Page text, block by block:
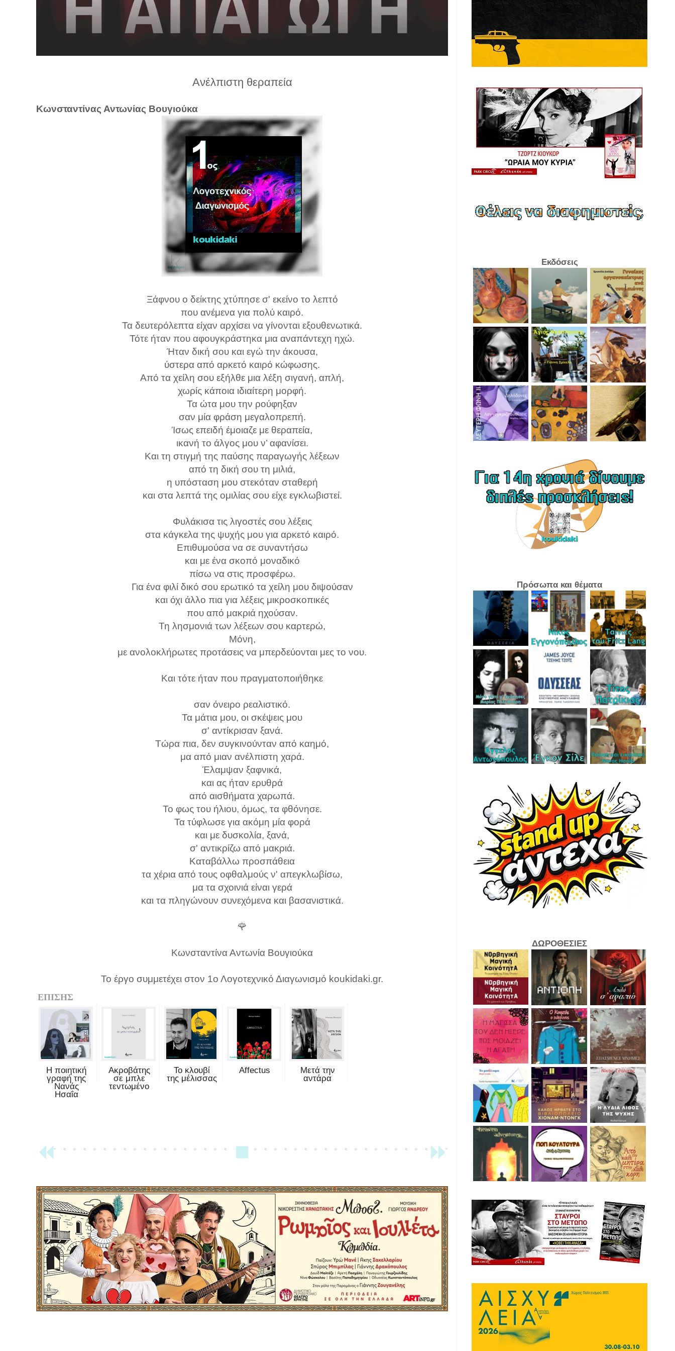
Ανέλπιστη θεραπεία
Κωνσταντίνας Αντωνίας Βουγιούκα
Ξάφνου ο δείκτης χτύπησε σ' εκείνο το λεπτό
που ανέμενα για πολύ καιρό.
Τα δευτερόλεπτα είχαν αρχίσει να γίνονται εξουθενωτικά.
Τότε ήταν που αφουγκράστηκα μια αναπάντεχη ηχώ.
Ήταν δική σου και εγώ την άκουσα,
ύστερα από αρκετό καιρό κώφωσης.
Από τα χείλη σου εξήλθε μια λέξη σιγανή, απλή,
χωρίς κάποια ιδιαίτερη μορφή.
Τα ώτα μου την ρούφηξαν
σαν μία φράση μεγαλοπρεπή.
Ίσως επειδή έμοιαζε με θεραπεία,
ικανή το άλγος μου ν’ αφανίσει.
Και τη στιγμή της παύσης παραγωγής λέξεων
από τη δική σου τη μιλιά,
η υπόσταση μου στεκόταν σταθερή
και στα λεπτά της ομιλίας σου είχε εγκλωβιστεί.
Φυλάκισα τις λιγοστές σου λέξεις
στα κάγκελα της ψυχής μου για αρκετό καιρό.
Επιθυμούσα να σε συναντήσω
και με ένα σκοπό μοναδικό
πίσω να στις προσφέρω.
Για ένα φιλί δικό σου ερωτικό τα χείλη μου διψούσαν
και όχι άλλο πια για λέξεις μικροσκοπικές
που από μακριά ηχούσαν.
Τη λησμονιά των λέξεων σου καρτερώ,
Μόνη,
με ανολοκλήρωτες προτάσεις να μπερδεύονται μες το νου.
Και τότε ήταν που πραγματοποιήθηκε
σαν όνειρο ρεαλιστικό.
Τα μάτια μου, οι σκέψεις μου
σ' αντίκρισαν ξανά.
Τώρα πια, δεν συγκινούνταν από καημό,
μα από μιαν ανέλπιστη χαρά.
Έλαμψαν ξαφνικά,
και ας ήταν ερυθρά
από αισθήματα χαρωπά.
Το φως του ήλιου, όμως, τα φθόνησε.
Τα τύφλωσε για ακόμη μία φορά
και με δυσκολία, ξανά,
σ' αντικρίζω από μακριά.
Καταβάλλω προσπάθεια
τα χέρια από τους οφθαλμούς ν' απεγκλωβίσω,
μα τα σχοινιά είναι γερά
και τα πληγώνουν συνεχόμενα και βασανιστικά.
🌹
Κωνσταντίνα Αντωνία Βουγιούκα
Το έργο συμμετέχει στον 1ο Λογοτεχνικό Διαγωνισμό koukidaki.gr.
ΕΠΙΣΗΣ
Η ποιητική
γραφή της
Νανάς
Ησαΐα
Ακροβάτης
σε μπλε
τεντωμένο
Το κλουβί
της μέλισσας
Affectus
Μετά την
αντάρα
Εκδόσεις
Πρόσωπα και θέματα
ΔΩΡΟΘΕΣΙΕΣ